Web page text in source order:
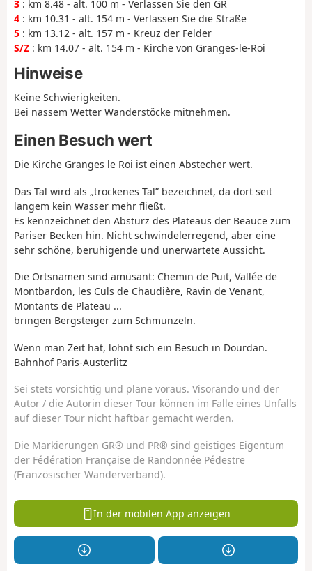
3 : km 8.48 - alt. 100 m - Verlassen Sie den GR
4 : km 10.31 - alt. 154 m - Verlassen Sie die Straße
5 : km 13.12 - alt. 157 m - Kreuz der Felder
S/Z : km 14.07 - alt. 154 m - Kirche von Granges-le-Roi
Hinweise
Keine Schwierigkeiten.
Bei nassem Wetter Wanderstöcke mitnehmen.
Einen Besuch wert
Die Kirche Granges le Roi ist einen Abstecher wert.
Das Tal wird als „trockenes Tal” bezeichnet, da dort seit
langem kein Wasser mehr fließt.
Es kennzeichnet den Absturz des Plateaus der Beauce zum
Pariser Becken hin. Nicht schwindelerregend, aber eine
sehr schöne, beruhigende und unerwartete Aussicht.
Die Ortsnamen sind amüsant: Chemin de Puit, Vallée de
Montbardon, les Culs de Chaudière, Ravin de Venant,
Montants de Plateau ...
bringen Bergsteiger zum Schmunzeln.
Wenn man Zeit hat, lohnt sich ein Besuch in Dourdan.
Bahnhof Paris-Austerlitz
Sei stets vorsichtig und plane voraus. Visorando und der
Autor / die Autorin dieser Tour können im Falle eines Unfalls
auf dieser Tour nicht haftbar gemacht werden.
Die Markierungen GR® und PR® sind geistiges Eigentum
der Fédération Française de Randonnée Pédestre
(Französischer Wanderverband).
In der mobilen App anzeigen